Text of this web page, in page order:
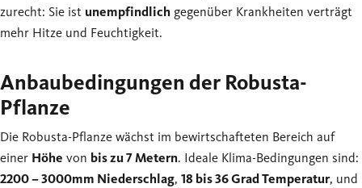
zurecht: Sie ist unempfindlich gegenüber Krankheiten verträgt
mehr Hitze und Feuchtigkeit.
Anbaubedingungen der Robusta-
Pflanze
Die Robusta-Pflanze wächst im bewirtschafteten Bereich auf
einer Höhe von bis zu 7 Metern. Ideale Klima-Bedingungen sind:
2200 – 3000mm Niederschlag, 18 bis 36 Grad Temperatur, und